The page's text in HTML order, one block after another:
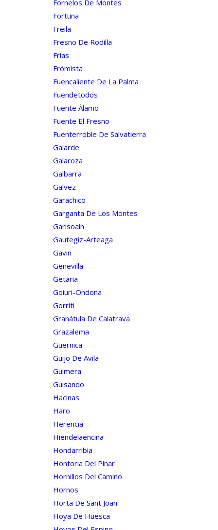
Fornelos De Montes
Fortuna
Freila
Fresno De Rodilla
Frias
Frómista
Fuencaliente De La Palma
Fuendetodos
Fuente Álamo
Fuente El Fresno
Fuenterroble De Salvatierra
Galarde
Galaroza
Galbarra
Galvez
Garachico
Garganta De Los Montes
Garisoain
Gautegiz-Arteaga
Gavin
Genevilla
Getaria
Goiuri-Ondona
Gorriti
Granátula De Calatrava
Grazalema
Guernica
Guijo De Avila
Guimera
Guisando
Hacinas
Haro
Herencia
Hiendelaencina
Hondarribia
Hontoria Del Pinar
Hornillos Del Camino
Hornos
Horta De Sant Joan
Hoya De Huesca